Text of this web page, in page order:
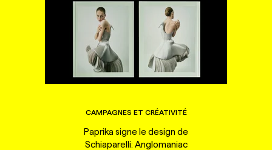
CAMPAGNES ET CRÉATIVITÉ
Paprika signe le design de
Schiaparelli: Anglomaniac